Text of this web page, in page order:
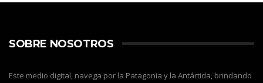
SOBRE NOSOTROS
Este medio digital, navega por la Patagonia y la Antártida, brindando